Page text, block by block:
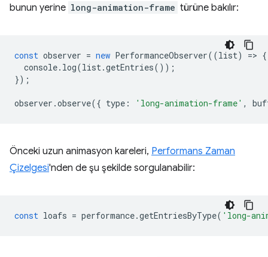
bunun yerine long-animation-frame türüne bakılır:
const observer = new PerformanceObserver((list) => {
console. log(list.getEntries());
});
observer .observe({ type : 'long-animation-frame' ,
Önceki uzun animasyon kareleri, Performans Zaman
Çizelgesi'nden de şu şekilde sorgulanabilir:
const loafs = performance.getEntriesByType( 'long-